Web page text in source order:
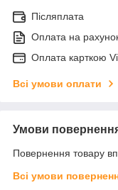
Післяплата
Оплата на
Оплата карткою
Всі умови оплати
Умови
Повернення товару
Всі умови